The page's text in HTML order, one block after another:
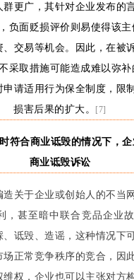
群更广，其针对企业发布的
负面贬损评价则易使得该
交易等机会。因此，在被
采取措施可能造成难以弥
请适用行为保全制度，限
损害后果的扩大。
[7]
符合商业诋毁的情况下，
商业诋毁诉讼
关于企业或创始人的不当
，甚至暗中联合竞品企业
、诋毁、造谣，这种情况下
场正常竞争秩序的竞合，因
权，企业也可以主张对方